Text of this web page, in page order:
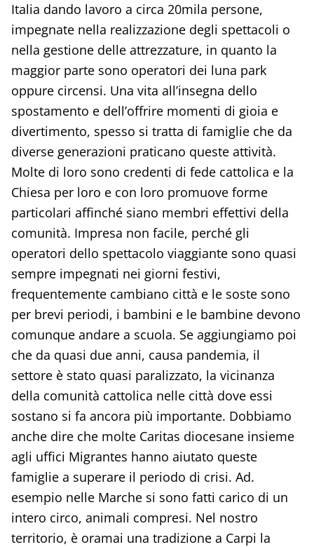
Italia dando lavoro a circa 20mila persone,
impegnate nella realizzazione degli spettacoli o
nella gestione delle attrezzature, in quanto la
maggior parte sono operatori dei luna park
oppure circensi. Una vita all’insegna dello
spostamento e dell’offrire momenti di gioia e
divertimento, spesso si tratta di famiglie che da
diverse generazioni praticano queste attività.
Molte di loro sono credenti di fede cattolica e la
Chiesa per loro e con loro promuove forme
particolari affinché siano membri effettivi della
comunità. Impresa non facile, perché gli
operatori dello spettacolo viaggiante sono quasi
sempre impegnati nei giorni festivi,
frequentemente cambiano città e le soste sono
per brevi periodi, i bambini e le bambine devono
comunque andare a scuola. Se aggiungiamo poi
che da quasi due anni, causa pandemia, il
settore è stato quasi paralizzato, la vicinanza
della comunità cattolica nelle città dove essi
sostano si fa ancora più importante. Dobbiamo
anche dire che molte Caritas diocesane insieme
agli uffici Migrantes hanno aiutato queste
famiglie a superare il periodo di crisi. Ad.
esempio nelle Marche si sono fatti carico di un
intero circo, animali compresi. Nel nostro
territorio, è oramai una tradizione a Carpi la